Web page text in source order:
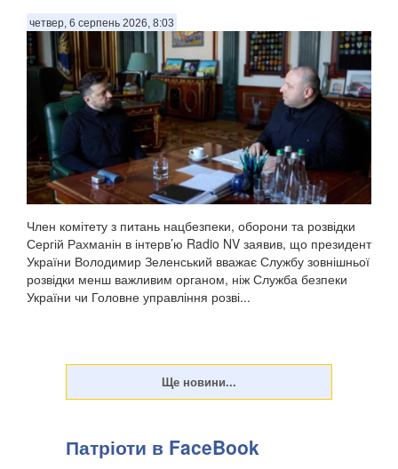
четвер, 6 серпень 2026, 8:03
Член комітету з питань нацбезпеки, оборони та розвідки
Сергій Рахманін в інтерв’ю Radio NV заявив, що президент
України Володимир Зеленський вважає Службу зовнішньої
розвідки менш важливим органом, ніж Служба безпеки
України чи Головне управління розві...
Патріоти в FaceBook